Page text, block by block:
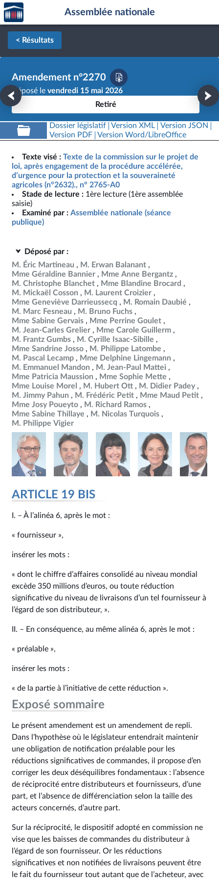
Aller au contenu
Aller en bas de la page
Accèder
à la
page
d'accueil
Assemblée nationale
< Résultats
Amendement n°2270
Déposé le vendredi 15 mai 2026
Retiré
Dossier législatif Version XML
Version JSON
Version PDF
Version Word/LibreOffice
Texte visé : Texte de la commission sur le projet de
loi, après engagement de la procédure accélérée,
d’urgence pour la protection et la souveraineté
agricoles (n°2632)., n° 2765-A0
Stade de lecture : 1ère lecture (1ère assemblée
saisie)
Examiné par : Assemblée nationale (séance
publique)
Déposé par :
M. Éric Martineau
M. Erwan Balanant
Mme Géraldine Bannier
Mme Anne Bergantz
M. Christophe Blanchet
Mme Blandine Brocard
M. Mickaël Cosson
M. Laurent Croizier
Mme Geneviève Darrieussecq
M. Romain Daubié
M. Marc Fesneau
M. Bruno Fuchs
Mme Sabine Gervais
Mme Perrine Goulet
M. Jean-Carles Grelier
Mme Carole Guillerm
M. Frantz Gumbs
M. Cyrille Isaac-Sibille
Mme Sandrine Josso
M. Philippe Latombe
M. Pascal Lecamp
Mme Delphine Lingemann
M. Emmanuel Mandon
M. Jean-Paul Mattei
Mme Patricia Maussion
Mme Sophie Mette
Mme Louise Morel
M. Hubert Ott
M. Didier Padey
M. Jimmy Pahun
M. Frédéric Petit
Mme Maud Petit
Mme Josy Poueyto
M. Richard Ramos
Mme Sabine Thillaye
M. Nicolas Turquois
M. Philippe Vigier
ARTICLE 19 BIS
I. – À l’alinéa 6, après le mot :
« fournisseur »,
insérer les mots :
« dont le chiffre d’affaires consolidé au niveau mondial
excède 350 millions d’euros, ou toute réduction
significative du niveau de livraisons d’un tel fournisseur à
l’égard de son distributeur, ».
II. – En conséquence, au même alinéa 6, après le mot :
« préalable »,
insérer les mots :
« de la partie à l’initiative de cette réduction ».
Exposé sommaire
Le présent amendement est un amendement de repli.
Dans l’hypothèse où le législateur entendrait maintenir
une obligation de notification préalable pour les
réductions significatives de commandes, il propose d’en
corriger les deux déséquilibres fondamentaux : l’absence
de réciprocité entre distributeurs et fournisseurs, d’une
part, et l’absence de différenciation selon la taille des
acteurs concernés, d’autre part.
Sur la réciprocité, le dispositif adopté en commission ne
vise que les baisses de commandes du distributeur à
l’égard de son fournisseur. Or les réductions
significatives et non notifiées de livraisons peuvent être
le fait du fournisseur tout autant que de l’acheteur, avec